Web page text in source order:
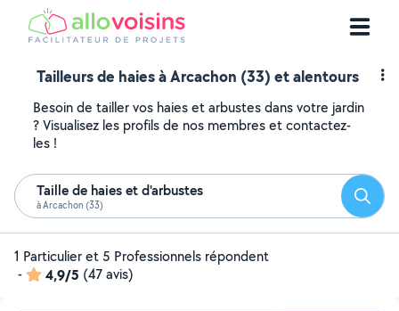
Tailleurs de haies à Arcachon (33) et alentours
Besoin de tailler vos haies et arbustes dans votre jardin
? Visualisez les profils de nos membres et contactez-
les !
Taille de haies et d'arbustes
à Arcachon (33)
1 Particulier et 5 Professionnels répondent
-
4,9/5 (47 avis)